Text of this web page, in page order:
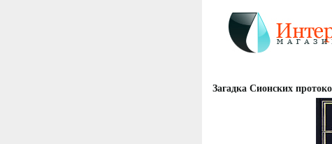
Загадка Сионских